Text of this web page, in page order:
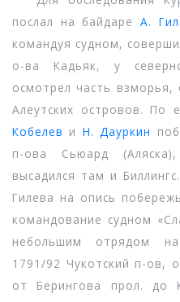
послал на байдаре А.
командуя судном,
о-ва Кадьяк, у
осмотрел часть взморья,
Алеутских островов. По
Кобелев и Н. Дауркин
п-ова Сьюард
высадился там и
Гилева на опись
командование судном
небольшим отрядом
1791/92 Чукотский п-ов,
от Берингова прол. до